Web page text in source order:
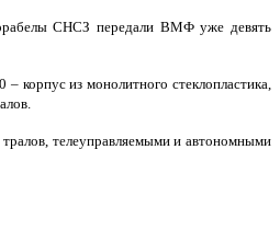
СНСЗ передали ВМФ уже девять
корпус из монолитного стеклопластика,
телеуправляемыми и автономными